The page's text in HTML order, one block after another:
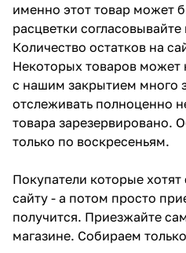
именно этот товар может
расцветки согласовывайте
Количество остатков на
Некоторых товаров может
с нашим закрытием много
отслеживать полноценно
товара зарезервировано.
только по воскресеньям.
Покупатели которые
сайту - а потом просто
получится. Приезжайте
магазине. Собираем